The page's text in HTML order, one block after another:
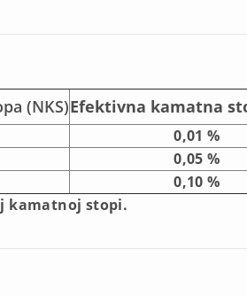
(NKS)Efektivna kamatna
0,01 %
0,05 %
0,10 %
kamatnoj stopi.